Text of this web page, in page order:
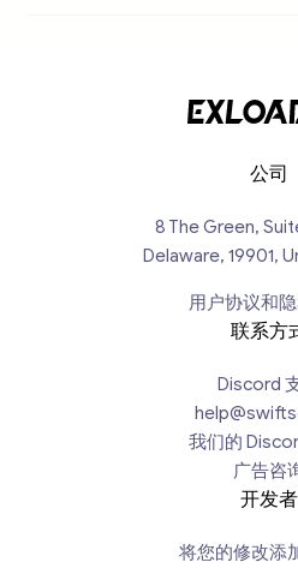
公司
8 The Green,
Delaware, 19901,
用户协议和
联系方
Discord
我们的
广告咨
开发者
将您的修改添